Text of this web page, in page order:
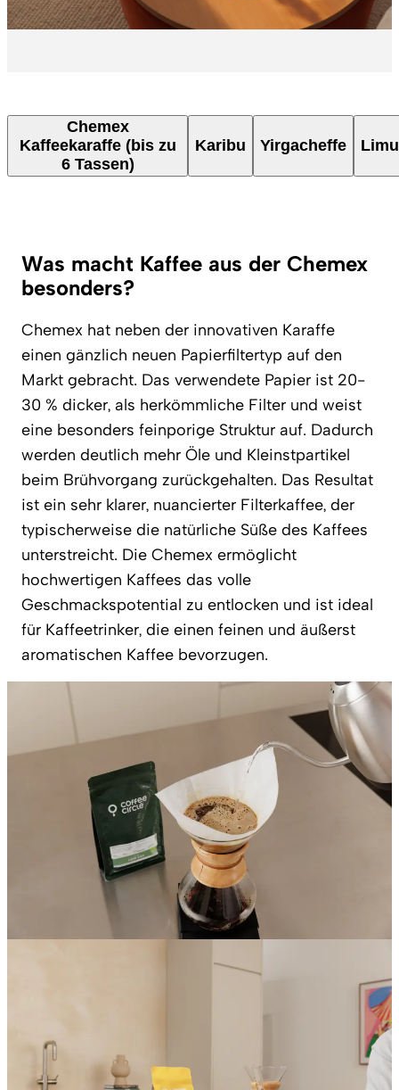
Chemex
Kaffeekaraffe (bis zu
6 Tassen)
Karibu Yirgacheffe Limu
Was macht Kaffee aus der Chemex
besonders?
Chemex hat neben der innovativen Karaffe
einen gänzlich neuen Papierfiltertyp auf den
Markt gebracht. Das verwendete Papier ist 20-
30 % dicker, als herkömmliche Filter und weist
eine besonders feinporige Struktur auf. Dadurch
werden deutlich mehr Öle und Kleinstpartikel
beim Brühvorgang zurückgehalten. Das Resultat
ist ein sehr klarer, nuancierter Filterkaffee, der
typischerweise die natürliche Süße des Kaffees
unterstreicht. Die Chemex ermöglicht
hochwertigen Kaffees das volle
Geschmackspotential zu entlocken und ist ideal
für Kaffeetrinker, die einen feinen und äußerst
aromatischen Kaffee bevorzugen.